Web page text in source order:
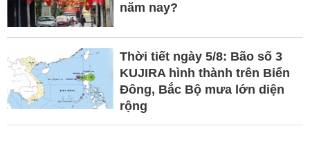
năm nay?
Thời tiết ngày 5/8: Bão số 3
KUJIRA hình thành trên Biển
Đông, Bắc Bộ mưa lớn diện
rộng